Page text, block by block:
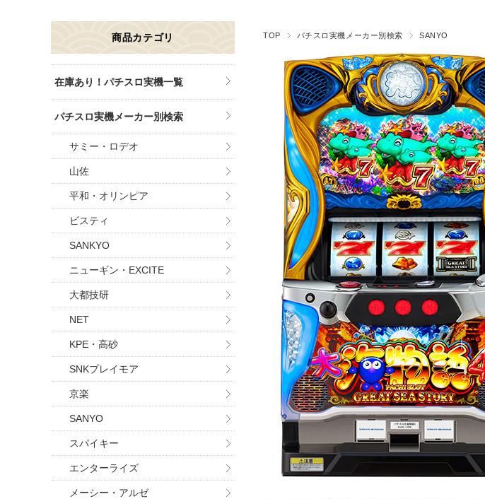
TOP パチスロ実機メーカー別検索 SANYO
商品カテゴリ
在庫あり！パチスロ実機一覧
パチスロ実機メーカー別検索
サミー・ロデオ
山佐
平和・オリンピア
ビスティ
SANKYO
ニューギン・EXCITE
大都技研
NET
KPE・高砂
SNKプレイモア
京楽
SANYO
スパイキー
エンターライズ
メーシー・アルゼ